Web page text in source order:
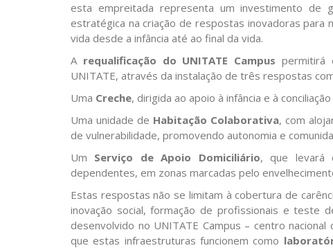
esta empreitada representa um investimento de
estratégica na criação de respostas inovadoras para
vida desde a infância até ao final da vida.
A requalificação do UNITATE Campus permitirá
UNITATE, através da instalação de três respostas
Uma Creche, dirigida ao apoio à infância e à
Uma unidade de Habitação Colaborativa, com
de vulnerabilidade, promovendo autonomia e
Um Serviço de Apoio Domiciliário, que levará
dependentes, em zonas marcadas pelo
Estas respostas não se limitam à cobertura de
inovação social, formação de profissionais e teste
desenvolvido no UNITATE Campus – centro
que estas infraestruturas funcionem como